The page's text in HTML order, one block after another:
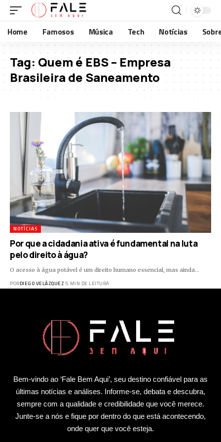
Home Famosos Música Tech Notícias
Tag: Quem é EBS – Empresa
Brasileira de Saneamento
NOTÍCIAS
Por que a cidadania ativa é fundamental na luta
pelo direito à água?
O acesso à água potável é um direito humano essencial, mas ainda…
PORDIEGO VELÁZQUEZ 5 MIN DE LEITURA
Bem-vindo ao ‘Fale Bem Aqui’, seu destino confiável para as
últimas notícias e análises. Informe-se, debata e descubra,
sempre com a qualidade e credibilidade que você merece.
Junte-se a nós e fique por dentro do que está acontecendo,
onde quer que você esteja.